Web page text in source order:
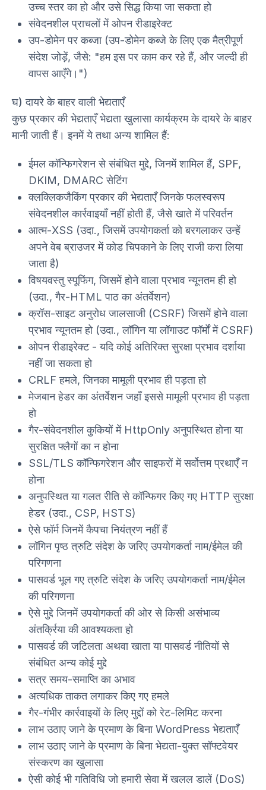
उच्च स्तर का हो और उसे सिद्ध किया जा सकता हो
संवेदनशील प्राचलों में ओपन रीडाइरेक्ट
उप-डोमेन पर कब्जा (उप-डोमेन कब्जे के लिए एक मैत्रीपूर्ण
संदेश जोड़ें, जैसे: "हम इस पर काम कर रहे हैं, और जल्दी ही
वापस आएँगे।")
घ) दायरे के बाहर वाली भेद्यताएँ
कुछ प्रकार की भेद्यताएँ भेद्यता खुलासा कार्यक्रम के दायरे के बाहर
मानी जाती हैं। इनमें ये तथा अन्य शामिल हैं:
ईमल कॉन्फिगरेशन से संबंधित मुद्दे, जिनमें शामिल हैं, SPF,
DKIM, DMARC सेटिंग
क्लक्लिकजैकिंग प्रकार की भेद्यताएँ जिनके फलस्वरूप
संवेदनशील कार्रवाइयाँ नहीं होती हैं, जैसे खाते में परिवर्तन
आत्म-XSS (उदा., जिसमें उपयोगकर्ता को बरगलाकर उन्हें
अपने वेब ब्राउजर में कोड चिपकाने के लिए राजी करा लिया
जाता है)
विषयवस्तु स्पूफिंग, जिसमें होने वाला प्रभाव न्यूनतम ही हो
(उदा., गैर-HTML पाठ का अंतर्वेशन)
क्रॉस-साइट अनुरोध जालसाजी (CSRF) जिसमें होने वाला
प्रभाव न्यूनतम हो (उदा., लॉगिन या लॉगाउट फॉर्मों में CSRF)
ओपन रीडाइरेक्ट - यदि कोई अतिरिक्त सुरक्षा प्रभाव दर्शाया
नहीं जा सकता हो
CRLF हमले, जिनका मामूली प्रभाव ही पड़ता हो
मेजबान हेडर का अंतर्वेशन जहाँ इससे मामूली प्रभाव ही पड़ता
हो
गैर-संवेदनशील कुकियों में HttpOnly अनुपस्थित होना या
सुरक्षित फ्लैगों का न होना
SSL/TLS कॉन्फिगरेशन और साइफरों में सर्वोत्तम प्रथाएँ न
होना
अनुपस्थित या गलत रीति से कॉन्फिगर किए गए HTTP सुरक्षा
हेडर (उदा., CSP, HSTS)
ऐसे फॉर्म जिनमें कैपचा नियंत्रण नहीं हैं
लॉगिन पृष्ठ त्रुटि संदेश के जरिए उपयोगकर्ता नाम/ईमेल की
परिगणना
पासवर्ड भूल गए त्रुटि संदेश के जरिए उपयोगकर्ता नाम/ईमेल
की परिगणना
ऐसे मुद्दे जिनमें उपयोगकर्ता की ओर से किसी असंभाव्य
अंतर्क्रिया की आवश्यकता हो
पासवर्ड की जटिलता अथवा खाता या पासवर्ड नीतियों से
संबंधित अन्य कोई मुद्दे
सत्र समय-समाप्ति का अभाव
अत्यधिक ताकत लगाकर किए गए हमले
गैर-गंभीर कार्रवाइयों के लिए मुद्दों को रेट-लिमिट करना
लाभ उठाए जाने के प्रमाण के बिना WordPress भेद्यताएँ
लाभ उठाए जाने के प्रमाण के बिना भेद्यता-युक्त सॉफ्टवेयर
संस्करण का खुलासा
ऐसी कोई भी गतिविधि जो हमारी सेवा में खलल डालें (DoS)